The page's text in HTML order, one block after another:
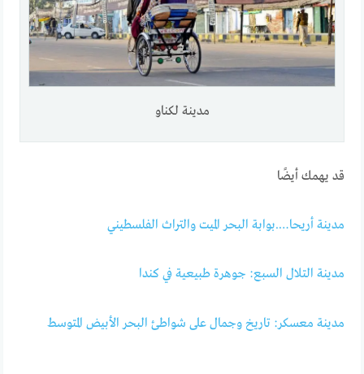
مدينة لكناو
قد يهمك أيضًا
مدينة أريحا….بوابة البحر الميت والتراث الفلسطيني
مدينة التلال السبع: جوهرة طبيعية في كندا
مدينة معسكر: تاريخ وجمال على شواطئ البحر الأبيض المتوسط